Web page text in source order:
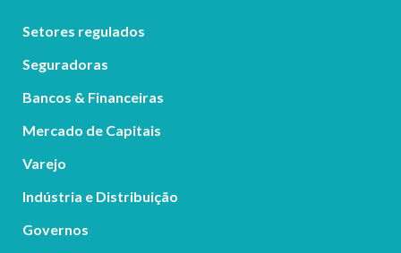
Setores regulados
Seguradoras
Bancos & Financeiras
Mercado de Capitais
Varejo
Indústria e Distribuição
Governos